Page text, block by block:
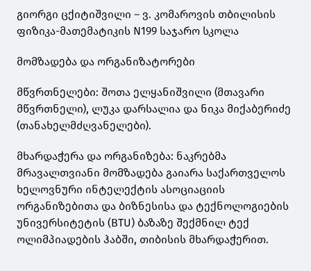
გიორგი ცქიტიშვილი – ვ. კომაროვის თბილისის
ფიზიკა-მათემატიკის N199 საჯარო სკოლა
მომზადება და ორგანიზატორები
მწვრთნელები: შოთა ელყანიშვილი (მთავარი
მწვრთნელი), ლუკა დარსალია და ნიკა მიქაბერიძე
(თანახელმძღვანელები).
მხარდაჭერა და ორგანიზება: ნაკრებმა
მრავალთვიანი მომზადება გაიარა საქართველოს
ხელოვნური ინტელექტის ასოციაციის
ორგანიზებითა და ბიზნესისა და ტექნოლოგიების
უნივერსიტეტის (BTU) ბაზაზე შექმნილ ტექ
ოლიმპიადების ჰაბში, თიბისის მხარდაჭერით.